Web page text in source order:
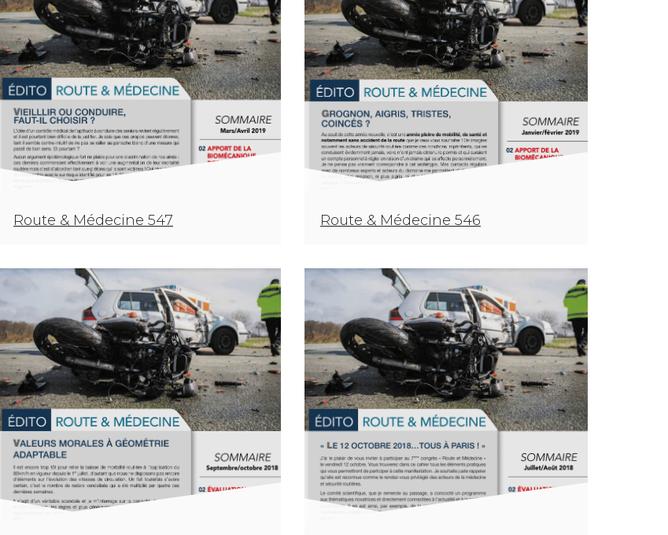
Route & Médecine 547 Route & Médecine 546